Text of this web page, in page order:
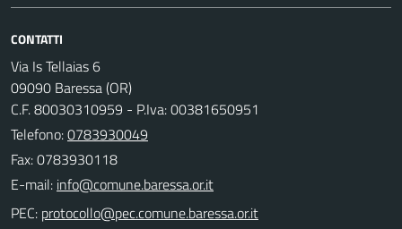
CONTATTI
Via Is Tellaias 6
09090 Baressa (OR)
C.F. 80030310959 - P.Iva: 00381650951
Telefono:0783930049
Fax: 0783930118
E-mail:
PEC: